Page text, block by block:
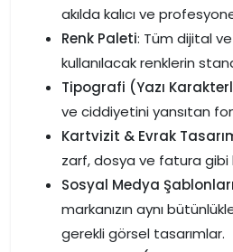
akılda kalıcı ve
Renk Paleti: Tüm dijital
kullanılacak renklerin
Tipografi (Yazı
ve ciddiyetini yansıtan
Kartvizit & Evrak
zarf, dosya ve fatura gibi
Sosyal Medya Şablonları
markanızın aynı
gerekli görsel tasarımlar.